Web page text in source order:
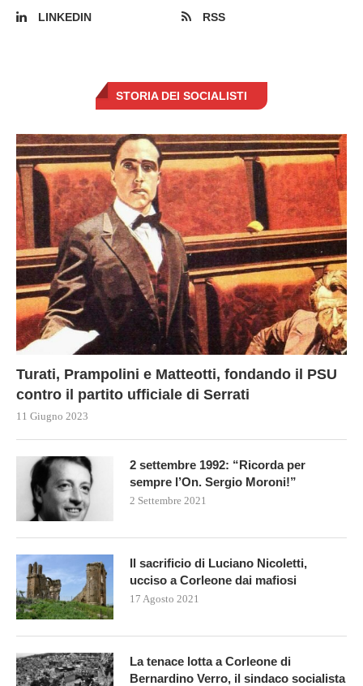
LINKEDIN
RSS
STORIA DEI SOCIALISTI
Turati, Prampolini e Matteotti, fondando il PSU
contro il partito ufficiale di Serrati
11 Giugno 2023
2 settembre 1992: “Ricorda per
sempre l’On. Sergio Moroni!”
2 Settembre 2021
Il sacrificio di Luciano Nicoletti,
ucciso a Corleone dai mafiosi
17 Agosto 2021
La tenace lotta a Corleone di
Bernardino Verro, il sindaco socialista